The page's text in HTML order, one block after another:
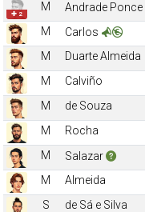
✚ 2
M Andrade Ponce
M
Carlos
M
Duarte Almeida
M
Calviño
M
de Souza
M
Rocha
M
Salazar
M
Almeida
S
de Sá e Silva